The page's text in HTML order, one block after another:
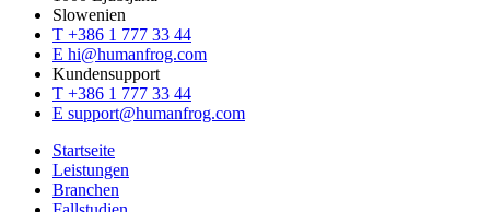
Slowenien
T +386 1 777 33 44
E hi@humanfrog.com
Kundensupport
T +386 1 777 33 44
E support@humanfrog.com
Startseite
Leistungen
Branchen